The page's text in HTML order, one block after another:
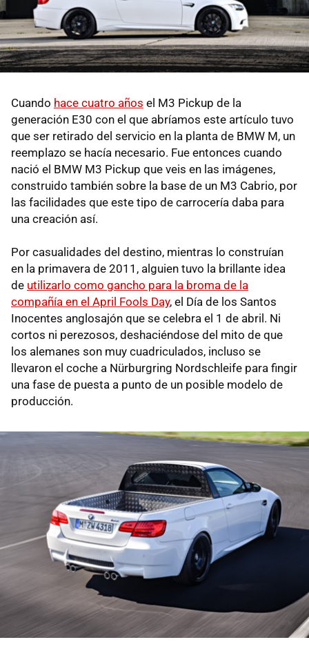
Cuando hace cuatro años el M3 Pickup de la
generación E30 con el que abríamos este artículo tuvo
que ser retirado del servicio en la planta de BMW M, un
reemplazo se hacía necesario. Fue entonces cuando
nació el BMW M3 Pickup que veis en las imágenes,
construido también sobre la base de un M3 Cabrio, por
las facilidades que este tipo de carrocería daba para
una creación así.
Por casualidades del destino, mientras lo construían
en la primavera de 2011, alguien tuvo la brillante idea
de utilizarlo como gancho para la broma de la
compañía en el April Fools Day, el Día de los Santos
Inocentes anglosajón que se celebra el 1 de abril. Ni
cortos ni perezosos, deshaciéndose del mito de que
los alemanes son muy cuadriculados, incluso se
llevaron el coche a Nürburgring Nordschleife para fingir
una fase de puesta a punto de un posible modelo de
producción.